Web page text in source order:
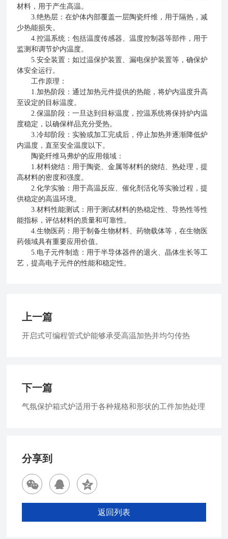
材料，用于产生高温。
3.绝热层：在炉体内部覆盖一层陶瓷纤维，用于隔热，减
少热能损失。
4.控温系统：包括温度传感器、温度控制器等部件，用于
监测和调节炉内温度。
5.安全装置：如过温保护装置、漏电保护装置等，确保炉
体安全运行。
工作原理：
1.加热阶段：通过加热元件提供的热能，将炉内温度升高
至设定的目标温度。
2.保温阶段：一旦达到目标温度，控温系统将保持炉内温
度稳定，以确保样品充分受热。
3.冷却阶段：实验或加工完成后，停止加热并逐渐降低炉
内温度，直至安全温度以下。
陶瓷纤维马弗炉的应用领域：
1.材料烧结：用于陶瓷、金属等材料的烧结、热处理，提
高材料的密度和强度。
2.化学实验：用于高温反应、催化剂活化等实验过程，提
供稳定的高温环境。
3.材料性能测试：用于测试材料的热稳定性、导热性等性
能指标，评估材料的质量和可靠性。
4.生物医药：用于制备生物材料、药物载体等，在生物医
药领域具有重要应用价值。
5.电子元件制造：用于半导体器件的退火、晶体生长等工
艺，提高电子元件的性能和稳定性。
上一篇
开启式可编程管式炉能够承受高温加热并均匀传热
下一篇
气氛保护箱式炉适用于各种规格和形状的工件加热处理
分享到
返回列表